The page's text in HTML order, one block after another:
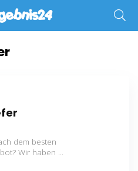
dem besten
Wir haben ...